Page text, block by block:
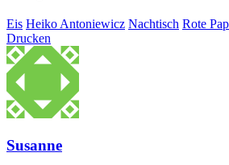
Eis Heiko Antoniewicz Nachtisch Rote
Drucken
Susanne